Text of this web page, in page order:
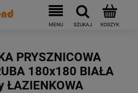
PRYSZNICOWA
180x180 BIAŁA
ŁAZIENKOWA